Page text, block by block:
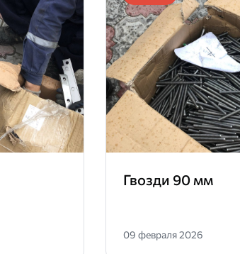
Гвозди 90 мм
09 февраля 2026